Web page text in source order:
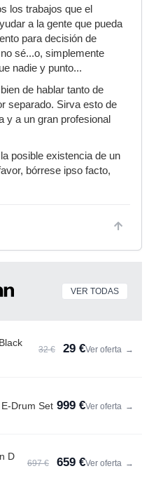
los trabajos que el
a la gente que pueda
para decisión de
sé...o, simplemente
nadie y punto...
de hablar tanto de
separado. Sirva esto de
y a un gran profesional
posible existencia de un
bórrese ipso facto,
VER TODAS
32 € 29 €Ver oferta →
Drum Set 999 €Ver oferta →
D
697 € 659 €Ver oferta →